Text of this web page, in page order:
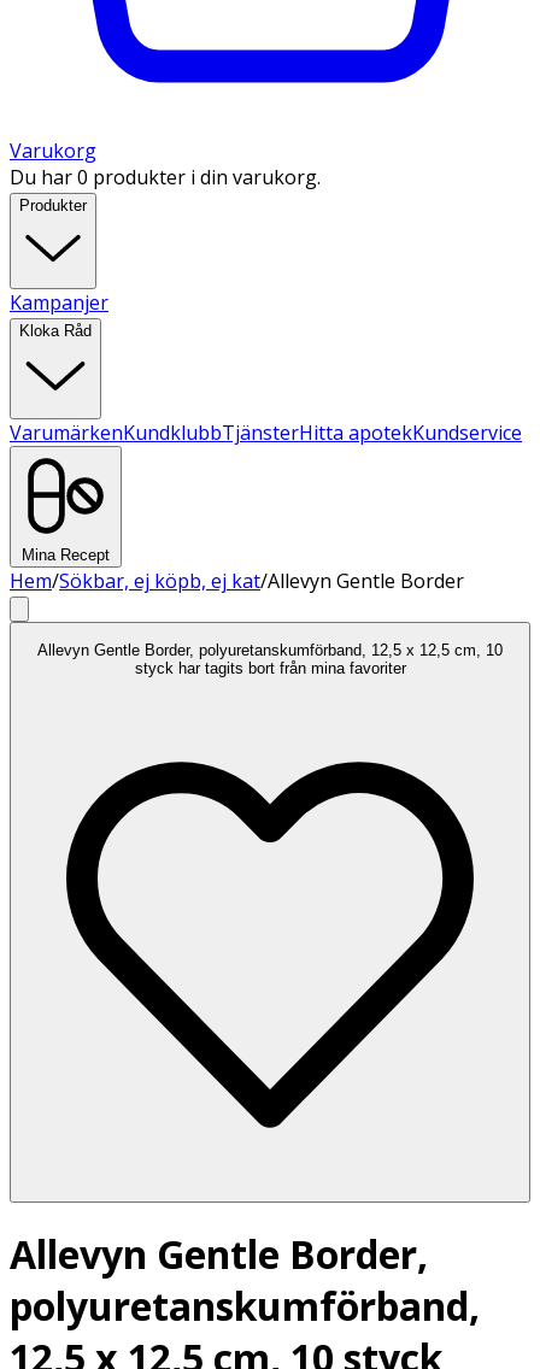
Varukorg
Du har 0 produkter i din varukorg.
Produkter
Kampanjer
Kloka Råd
VarumärkenKundklubbTjänsterHitta apotekKundservice
Mina Recept
Hem/Sökbar, ej köpb, ej kat/Allevyn Gentle Border
Allevyn Gentle Border, polyuretanskumförband, 12,5 x 12,5 cm, 10
styck har tagits bort från mina favoriter
Allevyn Gentle Border,
polyuretanskumförband,
12,5 x 12,5 cm, 10 styck